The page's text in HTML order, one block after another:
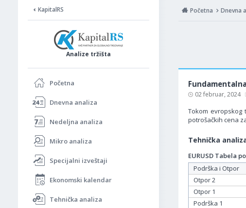
KapitalRS
Analize tržišta
Početna
Dnevna analiza
Nedeljna analiza
Mikro analiza
Specijalni izveštaji
Ekonomski kalendar
Tehnička analiza
Početna Dnevna
02 februar, 2024
Tokom evropskog
potrošačkih cena
Tehnička
EURUSD Tabela
Podrška i Otpor
Otpor 2
Otpor 1
Podrška 1